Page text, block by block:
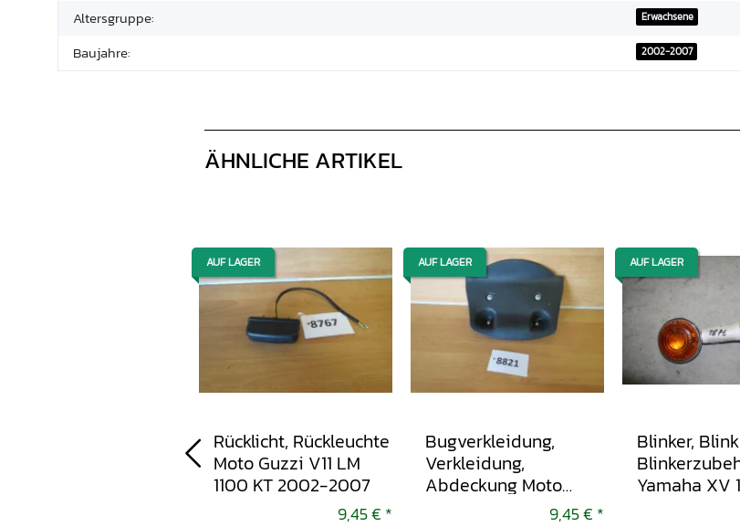
Altersgruppe: Erwachsene
Baujahre: 2002-2007
ÄHNLICHE ARTIKEL
AUF LAGER
Rücklicht, Rückleuchte
Moto Guzzi V11 LM
1100 KT 2002-2007
9,45 € *
AUF LAGER
Bugverkleidung,
Verkleidung,
Abdeckung Moto
Guzzi V11 LM 1100 KT
9,45 € *
AUF LAGER
Blinker,
Yamaha XV
Virago